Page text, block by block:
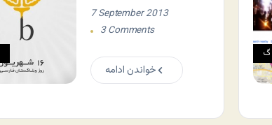
7 September 2013
3 Comments
خواندن ادامه